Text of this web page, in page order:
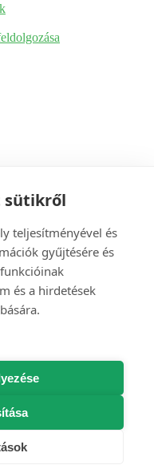
sütikről
teljesítményével és
gyűjtésére és
és a hirdetések